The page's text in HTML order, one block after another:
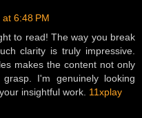
6:48 PM
to read! The way you break
clarity is truly impressive.
makes the content not only
I'm genuinely looking
insightful work. 11xplay